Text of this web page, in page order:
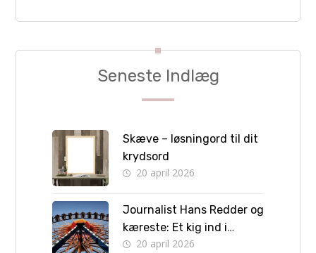
Seneste Indlæg
Skæve – løsningord til dit
krydsord
20 april 2026
Journalist Hans Redder og
kæreste: Et kig ind i
privatlivet bag skærmen
20 april 2026